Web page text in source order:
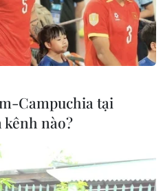
Campuchia tại
kênh nào?